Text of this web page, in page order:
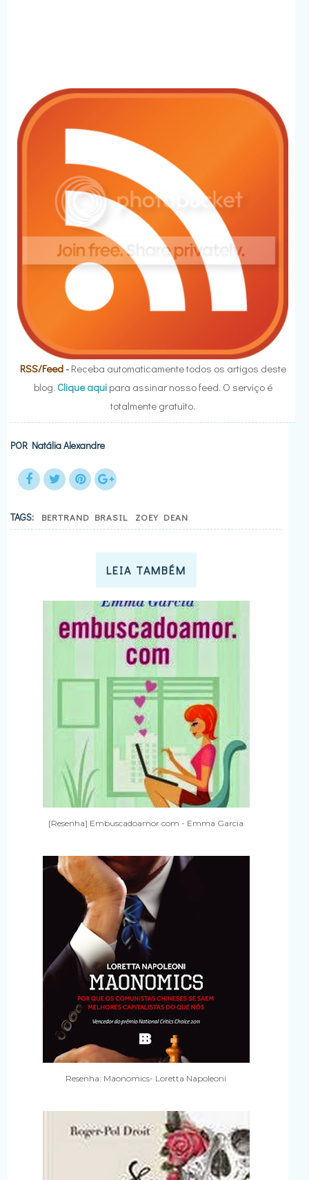
RSS/Feed- Receba automaticamente todos os artigos deste
blog. Clique aquipara assinar nosso feed. O serviço é
totalmente gratuito.
POR Natália Alexandre
TAGS: BERTRAND BRASIL ZOEY DEAN
LEIA TAMBÉM
[Resenha] Embuscadoamor.com - Emma Garcia
Resenha: Maonomics- Loretta Napoleoni